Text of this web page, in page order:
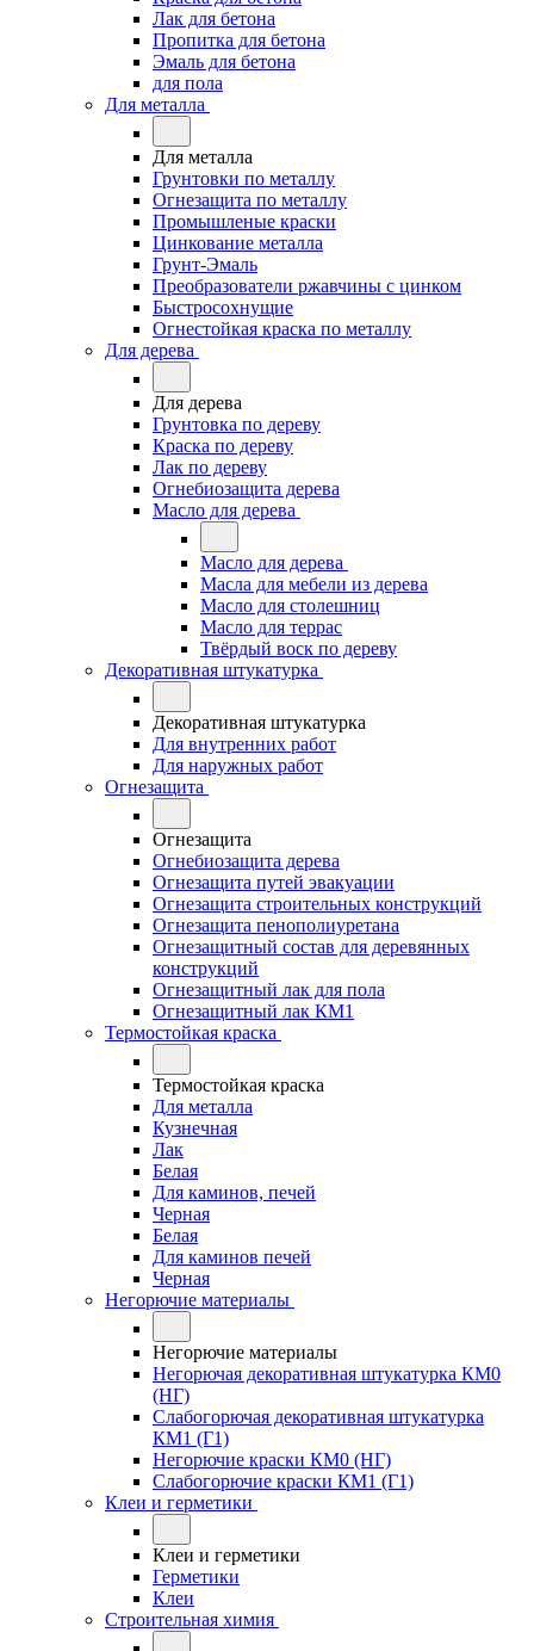
Лак для бетона
Пропитка для бетона
Эмаль для бетона
для пола
Для металла
Для металла
Грунтовки по металлу
Огнезащита по металлу
Промышленые краски
Цинкование металла
Грунт-Эмаль
Преобразователи ржавчины с цинком
Быстросохнущие
Огнестойкая краска по металлу
Для дерева
Для дерева
Грунтовка по дереву
Краска по дереву
Лак по дереву
Огнебиозащита дерева
Масло для дерева
Масло для дерева
Масла для мебели из дерева
Масло для столешниц
Масло для террас
Твёрдый воск по дереву
Декоративная штукатурка
Декоративная штукатурка
Для внутренних работ
Для наружных работ
Огнезащита
Огнезащита
Огнебиозащита дерева
Огнезащита путей эвакуации
Огнезащита строительных конструкций
Огнезащита пенополиуретана
Огнезащитный состав для деревянных
конструкций
Огнезащитный лак для пола
Огнезащитный лак КМ1
Термостойкая краска
Термостойкая краска
Для металла
Кузнечная
Лак
Белая
Для каминов, печей
Черная
Белая
Для каминов печей
Черная
Негорючие материалы
Негорючие материалы
Негорючая декоративная штукатурка КМ0
(НГ)
Слабогорючая декоративная штукатурка
КМ1 (Г1)
Негорючие краски КМ0 (НГ)
Слабогорючие краски КМ1 (Г1)
Клеи и герметики
Клеи и герметики
Герметики
Клеи
Строительная химия